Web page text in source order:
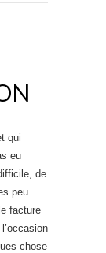
qui
eu
de
peu
facture
l’occasion
chose